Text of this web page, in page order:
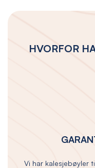
HVORFOR
Vi har kalesjebøyler